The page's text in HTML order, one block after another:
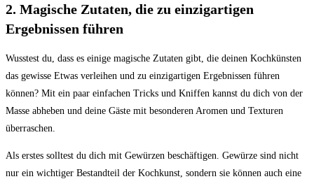
2. Magische Zutaten, die zu einzigartigen
Ergebnissen führen
Wusstest du, dass es einige magische Zutaten gibt, die deinen Kochkünsten
das gewisse Etwas verleihen und zu einzigartigen Ergebnissen führen
können? Mit ein paar einfachen Tricks und Kniffen kannst du dich von der
Masse abheben und deine Gäste mit besonderen Aromen und Texturen
überraschen.
Als erstes solltest du dich mit Gewürzen beschäftigen. Gewürze sind nicht
nur ein wichtiger Bestandteil der Kochkunst, sondern sie können auch eine